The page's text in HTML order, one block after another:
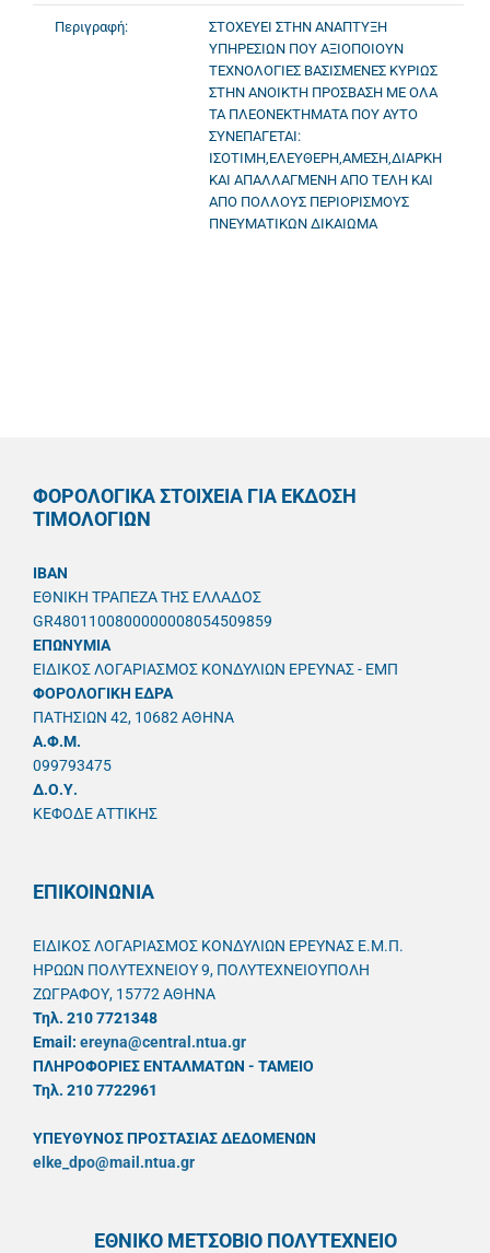
Περιγραφή:
ΣΤΟΧΕΥΕΙ ΣΤΗΝ ΑΝΑΠΤΥΞΗ
ΥΠΗΡΕΣΙΩΝ ΠΟΥ ΑΞΙΟΠΟΙΟΥΝ
ΤΕΧΝΟΛΟΓΙΕΣ ΒΑΣΙΣΜΕΝΕΣ ΚΥΡΙΩΣ
ΣΤΗΝ ΑΝΟΙΚΤΗ ΠΡΟΣΒΑΣΗ ΜΕ ΟΛΑ
ΤΑ ΠΛΕΟΝΕΚΤΗΜΑΤΑ ΠΟΥ ΑΥΤΟ
ΣΥΝΕΠΑΓΕΤΑΙ:
ΙΣΟΤΙΜΗ,ΕΛΕΥΘΕΡΗ,ΑΜΕΣΗ,ΔΙΑΡΚΗ
ΚΑΙ ΑΠΑΛΛΑΓΜΕΝΗ ΑΠΟ ΤΕΛΗ ΚΑΙ
ΑΠΟ ΠΟΛΛΟΥΣ ΠΕΡΙΟΡΙΣΜΟΥΣ
ΠΝΕΥΜΑΤΙΚΩΝ ΔΙΚΑΙΩΜΑ
ΦΟΡΟΛΟΓΙΚΑ ΣΤΟΙΧΕΙΑ ΓΙΑ ΕΚΔΟΣΗ
ΤΙΜΟΛΟΓΙΩΝ
IBAN
ΕΘΝΙΚΗ ΤΡΑΠΕΖΑ ΤΗΣ ΕΛΛΑΔΟΣ
GR4801100800000008054509859
ΕΠΩΝΥΜΙΑ
ΕΙΔΙΚΟΣ ΛΟΓΑΡΙΑΣΜΟΣ ΚΟΝΔΥΛΙΩΝ ΕΡΕΥΝΑΣ - ΕΜΠ
ΦΟΡΟΛΟΓΙΚΗ ΕΔΡΑ
ΠΑΤΗΣΙΩΝ 42, 10682 ΑΘΗΝΑ
A.Φ.Μ.
099793475
Δ.Ο.Υ.
ΚΕΦΟΔΕ ΑΤΤΙΚΗΣ
ΕΠΙΚΟΙΝΩΝΙΑ
ΕΙΔΙΚΟΣ ΛΟΓΑΡΙΑΣΜΟΣ ΚΟΝΔΥΛΙΩΝ ΕΡΕΥΝΑΣ Ε.Μ.Π.
ΗΡΩΩΝ ΠΟΛΥΤΕΧΝΕΙΟΥ 9, ΠΟΛΥΤΕΧΝΕΙΟΥΠΟΛΗ
ΖΩΓΡΑΦΟΥ, 15772 ΑΘΗΝΑ
Τηλ. 210 7721348
Email: ereyna@central.ntua.gr
ΠΛΗΡΟΦΟΡΙΕΣ ΕΝΤΑΛΜΑΤΩΝ - ΤΑΜΕΙΟ
Τηλ. 210 7722961
ΥΠΕΥΘYΝΟΣ ΠΡΟΣΤΑΣΙΑΣ ΔΕΔΟΜΕΝΩΝ
elke_dpo@mail.ntua.gr
ΕΘΝΙΚΟ ΜΕΤΣΟΒΙΟ ΠΟΛΥΤΕΧΝΕΙΟ